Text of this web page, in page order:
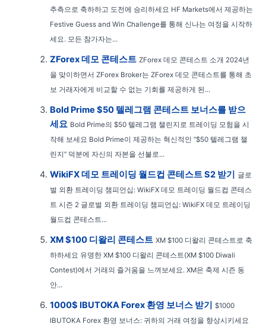
추측으로 축하하고 도전에 승리하세요 HF Markets에서 제공하는
Festive Guess and Win Challenge를 통해 신나는 여정을 시작하
세요. 모든 참가자는...
ZForex 데모 콘테스트 ZForex 데모 콘테스트 소개 2024년
을 맞이하면서 ZForex Broker는 ZForex 데모 콘테스트를 통해 초
보 거래자에게 비교할 수 없는 기회를 제공하게 된...
Bold Prime $50 텔레그램 콘테스트 보너스를 받으
세요 Bold Prime의 $50 텔레그램 챌린지로 트레이딩 모험을 시
작해 보세요 Bold Prime이 제공하는 혁신적인 “$50 텔레그램 챌
린지” 덕분에 자신의 자본을 선불로...
WikiFX 데모 트레이딩 월드컵 콘테스트 S2 받기 글로
벌 외환 트레이딩 챔피언십: WikiFX 데모 트레이딩 월드컵 콘테스
트 시즌 2 글로벌 외환 트레이딩 챔피언십: WikiFX 데모 트레이딩
월드컵 콘테스트...
XM $100 디왈리 콘테스트 XM $100 디왈리 콘테스트로 축
하하세요 유명한 XM $100 디왈리 콘테스트(XM $100 Diwali
Contest)에서 거래의 즐거움을 느껴보세요. XM은 축제 시즌 동
안...
1000$ IBUTOKA Forex 환영 보너스 받기 $1000
IBUTOKA Forex 환영 보너스: 귀하의 거래 여정을 향상시키세요